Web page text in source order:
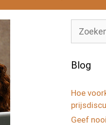
naar:
Blog
Hoe
Geef